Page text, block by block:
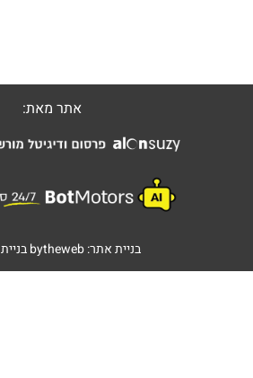
אתר מאת:
בניית אתר:bytheweb